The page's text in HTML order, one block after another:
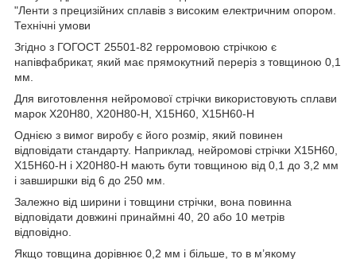
"Ленти з прецизійних сплавів з високим електричним опором.
Технічні умови
Згідно з ГОГОСТ 25501-82 герромовою стрічкою є
напівфабрикат, який має прямокутний переріз з товщиною 0,1
мм.
Для виготовлення нейромової стрічки використовують сплави
марок Х20Н80, Х20Н80-Н, Х15Н60, Х15Н60-Н
Однією з вимог виробу є його розмір, який повинен
відповідати стандарту. Наприклад, нейромові стрічки Х15Н60,
Х15Н60-Н і Х20Н80-Н мають бути товщиною від 0,1 до 3,2 мм
і завширшки від 6 до 250 мм.
Залежно від ширини і товщини стрічки, вона повинна
відповідати довжині принаймні 40, 20 або 10 метрів
відповідно.
Якщо товщина дорівнює 0,2 мм і більше, то в м’якому